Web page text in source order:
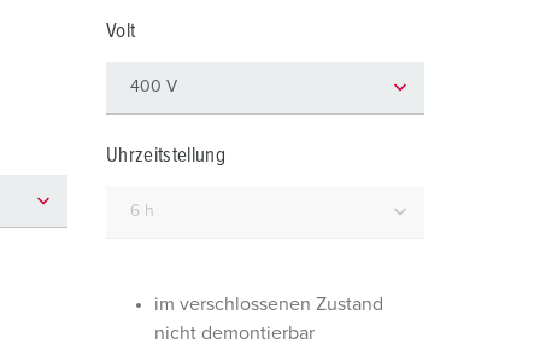
Volt
Uhrzeitstellung
im verschlossenen Zustand
nicht demontierbar